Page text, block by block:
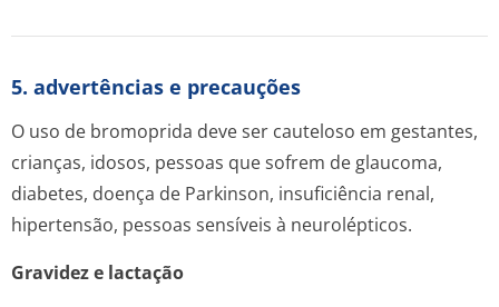
5. advertências e precauções
O uso de bromoprida deve ser cauteloso em gestantes,
crianças, idosos, pessoas que sofrem de glaucoma,
diabetes, doença de Parkinson, insuficiência renal,
hipertensão, pessoas sensíveis à neurolépticos.
Gravidez e lactação